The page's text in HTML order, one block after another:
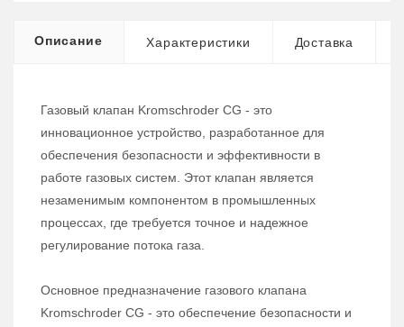
Описание Характеристики Доставка
Газовый клапан Kromschroder CG - это
инновационное устройство, разработанное для
обеспечения безопасности и эффективности в
работе газовых систем. Этот клапан является
незаменимым компонентом в промышленных
процессах, где требуется точное и надежное
регулирование потока газа.
Основное предназначение газового клапана
Kromschroder CG - это обеспечение безопасности и